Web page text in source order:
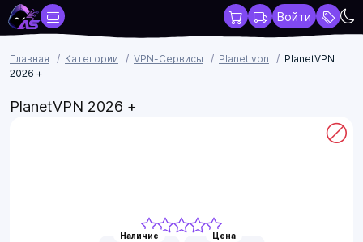
Войти
Главная Категории VPN-Сервисы Planet vpn
PlanetVPN
2026 +
PlanetVPN 2026 +
Наличие Цена